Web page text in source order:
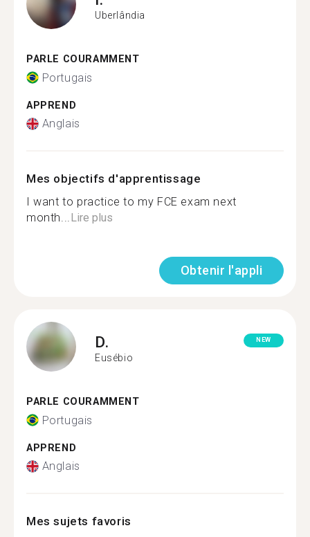
Uberlândia
PARLE COURAMMENT
Portugais
APPREND
Anglais
Mes objectifs d'apprentissage
I want to practice to my FCE exam next
month...Lire plus
Obtenir l'appli
D.
Eusébio
NEW
PARLE COURAMMENT
Portugais
APPREND
Anglais
Mes sujets favoris